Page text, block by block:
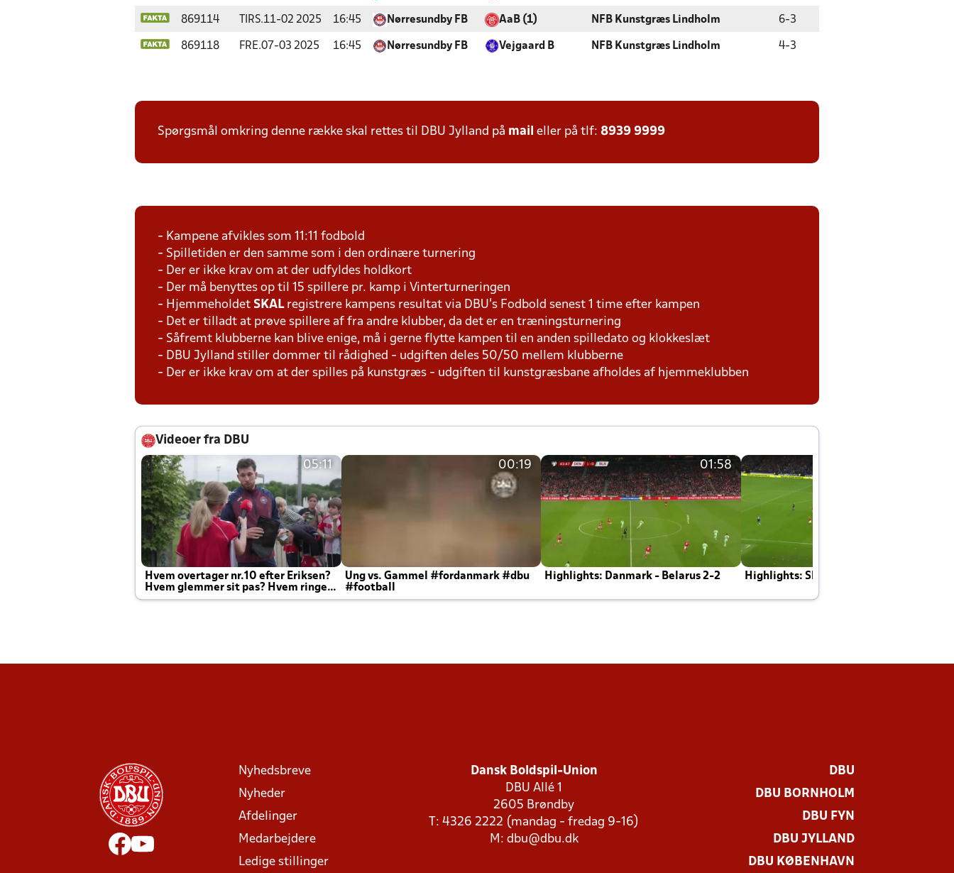
869114 TIRS.11-02 2025 16:45 Nørresundby FB AaB (1) NFB Kunstgræs Lindholm 6-3
869118 FRE.07-03 2025 16:45 Nørresundby FB Vejgaard B NFB Kunstgræs Lindholm 4-3
Spørgsmål omkring denne række skal rettes til DBU Jylland på mail eller på tlf: 8939 9999
- Kampene afvikles som 11:11 fodbold
- Spilletiden er den samme som i den ordinære turnering
- Der er ikke krav om at der udfyldes holdkort
- Der må benyttes op til 15 spillere pr. kamp i Vinterturneringen
- Hjemmeholdet SKAL registrere kampens resultat via DBU's Fodbold senest 1 time efter kampen
- Det er tilladt at prøve spillere af fra andre klubber, da det er en træningsturnering
- Såfremt klubberne kan blive enige, må i gerne flytte kampen til en anden spilledato og klokkeslæt
- DBU Jylland stiller dommer til rådighed - udgiften deles 50/50 mellem klubberne
- Der er ikke krav om at der spilles på kunstgræs - udgiften til kunstgræsbane afholdes af hjemmeklubben
Videoer fra DBU
05:11
Hvem overtager nr.10 efter Eriksen?
Hvem glemmer sit pas? Hvem ringer
Joachim altid til efter kampe?
00:19
Ung vs. Gammel #fordanmark #dbu
#football
01:58
Highlights: Danmark - Belarus 2-2 Highlights: Skotland - Danmark 4-2
Nyhedsbreve
Nyheder
Afdelinger
Medarbejdere
Ledige stillinger
Dansk Boldspil-Union
DBU Allé 1
2605 Brøndby
T: 4326 2222 (mandag - fredag 9-16)
M: dbu@dbu.dk
DBU
DBU BORNHOLM
DBU FYN
DBU JYLLAND
DBU KØBENHAVN